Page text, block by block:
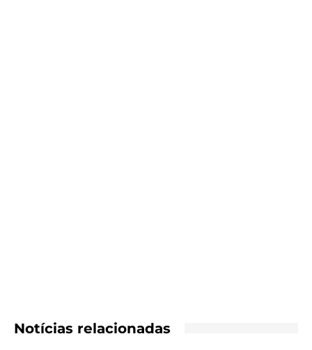
Notícias relacionadas